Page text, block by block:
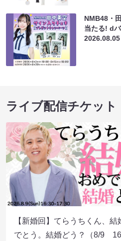
NMB48・
当たる! d
2026.08.05
ライブ配信チケット
【新婚回】てらうちくん、結
でとう。結婚どう？（8/9